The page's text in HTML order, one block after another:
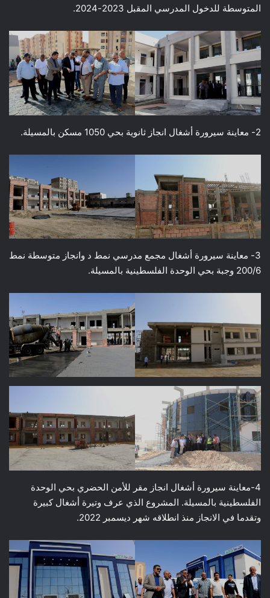
المتوسطة للدخول المدرسي المقبل 2023-2024.
2- معاينة سيرورة أشغال انجاز ثانوية بحي 1050 مسكن بالمسيلة.
3- معاينة سيرورة أشغال مجمع مدرسي نمط د وانجاز متوسطة نمط
200/6 وجبة بحي الوحدة الفلسطينية بالمسيلة.
4-معاينة سيرورة أشغال انجاز مقر للأمن الحضري بحي الوحدة
الفلسطينية بالمسيلة. المشروع الذي عرف وتيرة أشغال كبيرة
وتقدما في الانجاز منذ انطلاقه شهر ديسمبر 2022.